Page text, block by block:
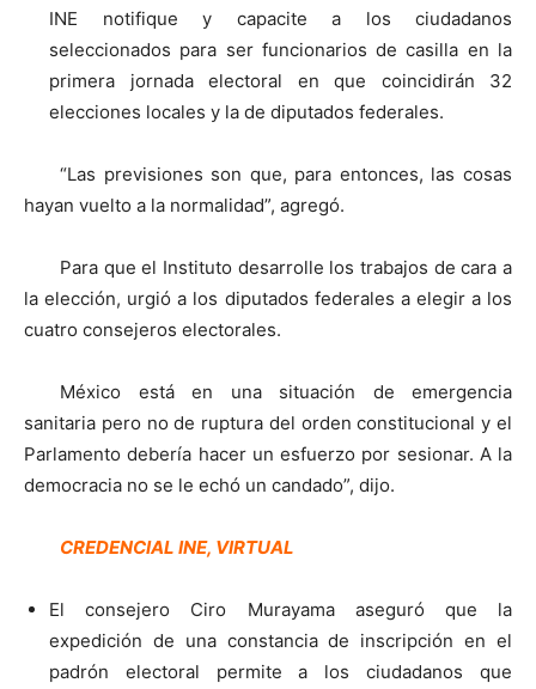
INE notifique y capacite a los ciudadanos
seleccionados para ser funcionarios de casilla en la
primera jornada electoral en que coincidirán 32
elecciones locales y la de diputados federales.
“Las previsiones son que, para entonces, las cosas
hayan vuelto a la normalidad”, agregó.
Para que el Instituto desarrolle los trabajos de cara a
la elección, urgió a los diputados federales a elegir a los
cuatro consejeros electorales.
México está en una situación de emergencia
sanitaria pero no de ruptura del orden constitucional y el
Parlamento debería hacer un esfuerzo por sesionar. A la
democracia no se le echó un candado”, dijo.
CREDENCIAL INE, VIRTUAL
El consejero Ciro Murayama aseguró que la
expedición de una constancia de inscripción en el
padrón electoral permite a los ciudadanos que